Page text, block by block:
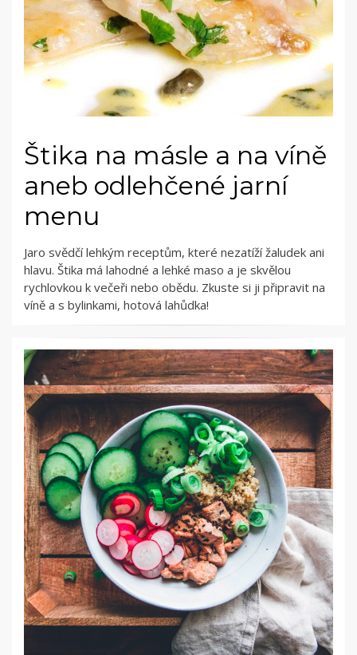
Štika na másle a na víně
aneb odlehčené jarní
menu
Jaro svědčí lehkým receptům, které nezatíží žaludek ani
hlavu. Štika má lahodné a lehké maso a je skvělou
rychlovkou k večeři nebo obědu. Zkuste si ji připravit na
víně a s bylinkami, hotová lahůdka!